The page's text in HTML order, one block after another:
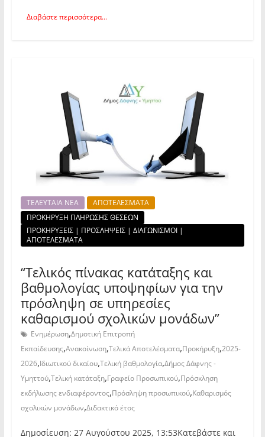
Διαβάστε περισσότερα...
ΤΕΛΕΥΤΑΙΑ ΝΕΑ
ΑΠΟΤΕΛΕΣΜΑΤΑ
ΠΡΟΚΗΡΥΞΗ ΠΛΗΡΩΣΗΣ ΘΕΣΕΩΝ
ΠΡΟΚΗΡΥΞΕΙΣ | ΠΡΟΣΛΗΨΕΙΣ | ΔΙΑΓΩΝΙΣΜΟΙ |
ΑΠΟΤΕΛΕΣΜΑΤΑ
“Τελικός πίνακας κατάταξης και
βαθμολογίας υποψηφίων για την
πρόσληψη σε υπηρεσίες
καθαρισμού σχολικών μονάδων”
Ενημέρωση,Δημοτική Επιτροπή
Εκπαίδευσης,Ανακοίνωση,Τελικά Αποτελέσματα,Προκήρυξη,2025-
2026,Ιδιωτικού δικαίου,Τελική βαθμολογία,Δήμος Δάφνης -
Υμηττού,Τελική κατάταξη,Γραφείο Προσωπικού,Πρόσκληση
εκδήλωσης ενδιαφέροντος,Πρόσληψη προσωπικού,Καθαρισμός
σχολικών μονάδων,Διδακτικό έτος
Δημοσίευση: 27 Αυγούστου 2025, 13:53Κατεβάστε και